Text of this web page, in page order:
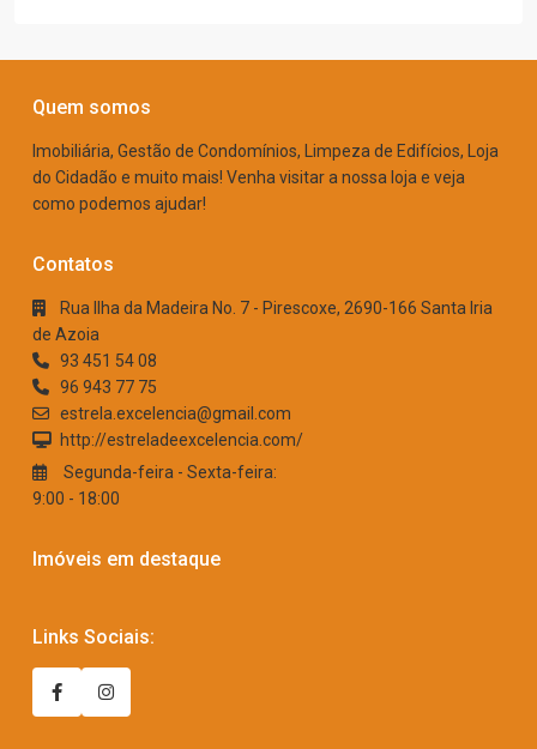
Quem somos
Imobiliária, Gestão de Condomínios, Limpeza de Edifícios, Loja
do Cidadão e muito mais! Venha visitar a nossa loja e veja
como podemos ajudar!
Contatos
Rua Ilha da Madeira No. 7 - Pirescoxe, 2690-166 Santa Iria
de Azoia
93 451 54 08
96 943 77 75
estrela.excelencia@gmail.com
http://estreladeexcelencia.com/
Segunda-feira - Sexta-feira:
9:00 - 18:00
Imóveis em destaque
Links Sociais: